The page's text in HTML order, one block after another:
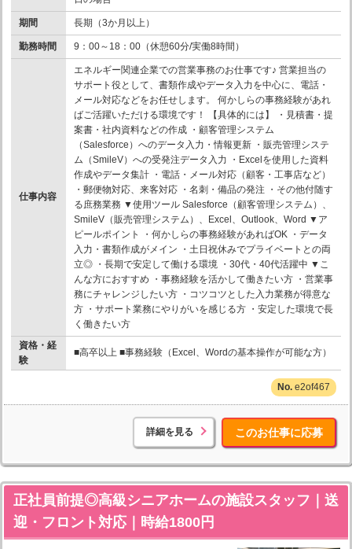
期間 長期（3か月以上）
勤務時間 9：00～18：00（休憩60分/実働8時間）
仕事内容
エネルギー関連企業での営業事務のお仕事です♪ 営業担当の
サポート役として、書類作成やデータ入力を中心に、電話・
メール対応などをお任せします。 何かしらの事務経験があれ
ばご活躍いただける環境です！ 【具体的には】 ・見積書・提
案書・社内資料などの作成 ・顧客管理システム
（Salesforce）へのデータ入力・情報更新 ・販売管理システ
ム（SmileV）への受発注データ入力 ・Excelを使用した資料
作成やデータ集計 ・電話・メール対応（顧客・工事店など）
・郵便物対応、来客対応 ・名刺・備品の発注 ・その他付随す
る庶務業務 ▼使用ツール Salesforce（顧客管理システム）、
SmileV（販売管理システム）、Excel、Outlook、Word ▼ア
ピールポイント ・何かしらの事務経験があればOK ・データ
入力・書類作成がメイン ・土日祝休みでプライベートとの両
立◎ ・長期で安定して働ける環境 ・30代・40代活躍中 ▼こ
んな方におすすめ ・事務経験を活かして働きたい方 ・営業事
務にチャレンジしたい方 ・コツコツとした入力業務が得意な
方 ・サポート業務にやりがいを感じる方 ・安定した環境で長
く働きたい方
資格・経
験
■高卒以上 ■事務経験（Excel、Wordの基本操作が可能な方）
e2of467
詳細を見る このお仕事に応募
正社員前提◎高級シニアホームの施設スタッフ｜送
迎・フロント対応｜時給1800円